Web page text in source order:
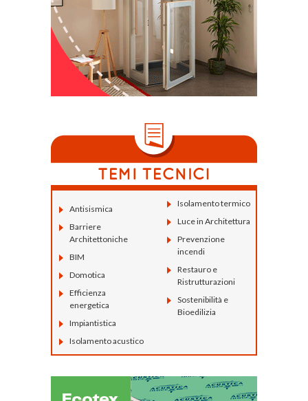
Antisismica
Barriere
Architettoniche
BIM
Domotica
Efficienza
energetica
Impiantistica
Isolamento acustico
Isolamento termico
Luce in Architettura
Prevenzione
incendi
Restauro e
Ristrutturazioni
Sostenibilità e
Bioedilizia